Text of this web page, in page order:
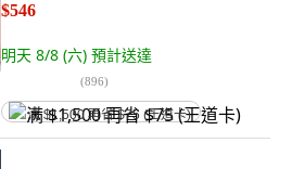
$546
明天 8/8 (六) 預計送達
(896)
满 $1,500 再省 $75 (王道卡)